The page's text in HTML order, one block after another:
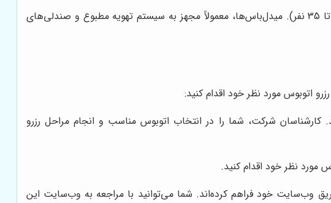
میدل‌باس‌ها، از نظر ظرفیت بین مینی‌بوس‌ها و اتوبوس‌های معمولی قرار می‌گیرند (معمولاً بین 25 تا 35 نفر). میدل‌باس‌ها، معمولاً مجهز به سیستم تهویه مطبوع و صندلی‌های
اتوبوس مورد نظر خود اقدام کنید:
شرکت، شما را در انتخاب اتوبوس مناسب و انجام مراحل رزرو
مورد نظر خود اقدام کنید.
طریق وب‌سایت خود فراهم کرده‌اند. شما می‌توانید با مراجعه به وب‌سایت این